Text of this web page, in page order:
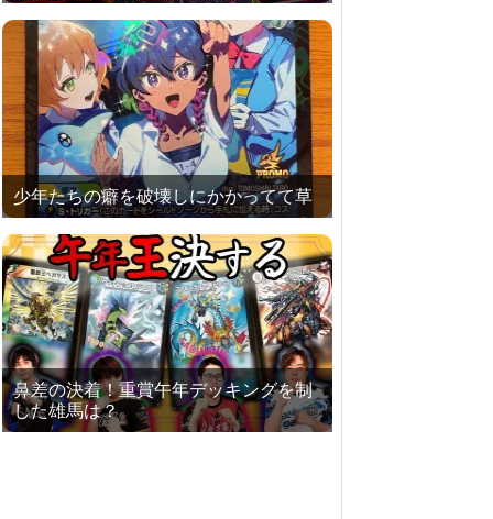
少年たちの癖を破壊しにかかってて草
鼻差の決着！重賞午年デッキングを制
した雄馬は？